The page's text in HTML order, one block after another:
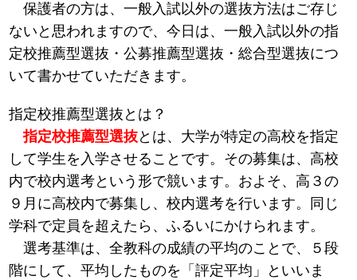
保護者の方は、一般入試以外の選抜方法はご存じ
ないと思われますので、今日は、一般入試以外の指
定校推薦型選抜・公募推薦型選抜・総合型選抜につ
いて書かせていただきます。
指定校推薦型選抜とは？
指定校推薦型選抜とは、大学が特定の高校を指定
して学生を入学させることです。その募集は、高校
内で校内選考という形で競います。およそ、高３の
９月に高校内で募集し、校内選考を行います。同じ
学科で定員を超えたら、ふるいにかけられます。
選考基準は、全教科の成績の平均のことで、５段
階にして、平均したものを「評定平均」といいま